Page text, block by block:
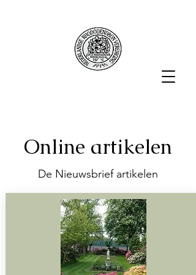
Online artikelen
De Nieuwsbrief artikelen